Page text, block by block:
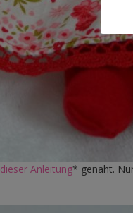
dieser Anleitung* genäht.